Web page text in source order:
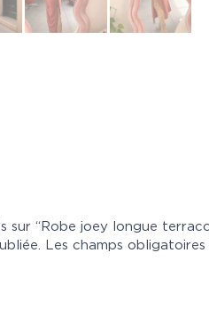
sur “Robe joey longue
Les champs